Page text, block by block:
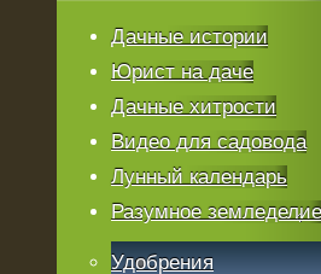
Дачные истории
Юрист на даче
Дачные хитрости
Видео для садовода
Лунный календарь
Разумное земледелие
Удобрения